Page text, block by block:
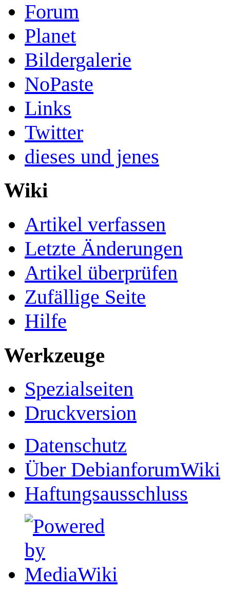
Forum
Planet
Bildergalerie
NoPaste
Links
Twitter
dieses und jenes
Wiki
Artikel verfassen
Letzte Änderungen
Artikel überprüfen
Zufällige Seite
Hilfe
Werkzeuge
Spezialseiten
Druckversion
Datenschutz
Über DebianforumWiki
Haftungsausschluss